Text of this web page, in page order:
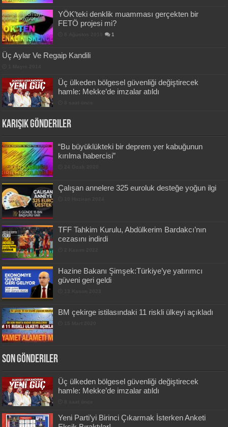
YÖK’teki denklik muamması gerçekten bir
FETÖ projesi mi?
1
Üç Aylar Ve Regaip Kandili
Üç ülkeden bölgesel güvenliği değiştirecek
hamle: Mekke’de imzalar atıldı
Karışık Gönderiler
“Bu büyüklükteki bir deprem yer kabuğunun
kırılma habercisi”
Çalışan annelere 325 euroluk desteğe yoğun ilgi
TFF Tahkim Kurulu, Abdülkerim Bardakcı’nın
cezasını indirdi
Hazine Bakanı Şimşek:Türkiye’ye yatırımcı
güveni geri geldi
BM çekirge istilasındaki 11 riskli ülkeyi açıkladı
Son Gönderiler
Üç ülkeden bölgesel güvenliği değiştirecek
hamle: Mekke’de imzalar atıldı
Yeni Parti’yi Birinci Çıkarmak İsterken Anketi